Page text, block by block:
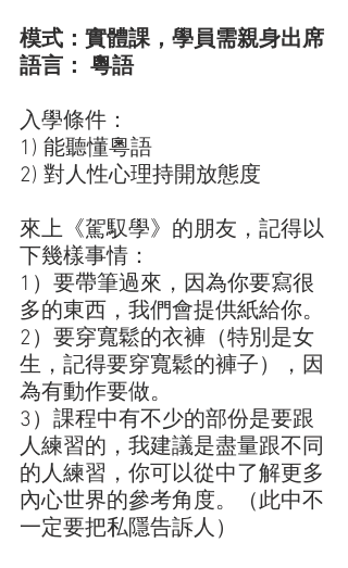
模式：實體課，學員需親身出席
語言： 粵語
入學條件：
1) 能聽懂粵語
2) 對人性心理持開放態度
來上《駕馭學》的朋友，記得以
下幾樣事情：
1）要帶筆過來，因為你要寫很
多的東西，我們會提供紙給你。
2）要穿寬鬆的衣褲（特別是女
生，記得要穿寬鬆的褲子），因
為有動作要做。
3）課程中有不少的部份是要跟
人練習的，我建議是盡量跟不同
的人練習，你可以從中了解更多
內心世界的參考角度。（此中不
一定要把私隱告訴人）